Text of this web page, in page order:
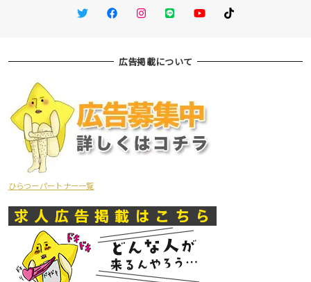
TwitterFacebookInstagram
LINE You TubeTikTok
広告掲載について
ひらつーパートナー一覧